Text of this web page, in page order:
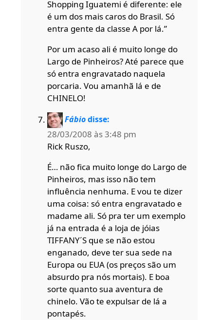
Shopping Iguatemi é diferente: ele
é um dos mais caros do Brasil. Só
entra gente da classe A por lá.”
Por um acaso ali é muito longe do
Largo de Pinheiros? Até parece que
só entra engravatado naquela
porcaria. Vou amanhã lá e de
CHINELO!
Fábio disse:
28/03/2008 às 3:48 pm
Rick Ruszo,
É… não fica muito longe do Largo de
Pinheiros, mas isso não tem
influência nenhuma. E vou te dizer
uma coisa: só entra engravatado e
madame ali. Só pra ter um exemplo
já na entrada é a loja de jóias
TIFFANY´S que se não estou
enganado, deve ter sua sede na
Europa ou EUA (os preços são um
absurdo pra nós mortais). E boa
sorte quanto sua aventura de
chinelo. Vão te expulsar de lá a
pontapés.